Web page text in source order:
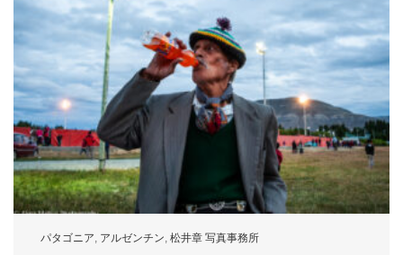
パタゴニア, アルゼンチン, 松井章 写真事務所